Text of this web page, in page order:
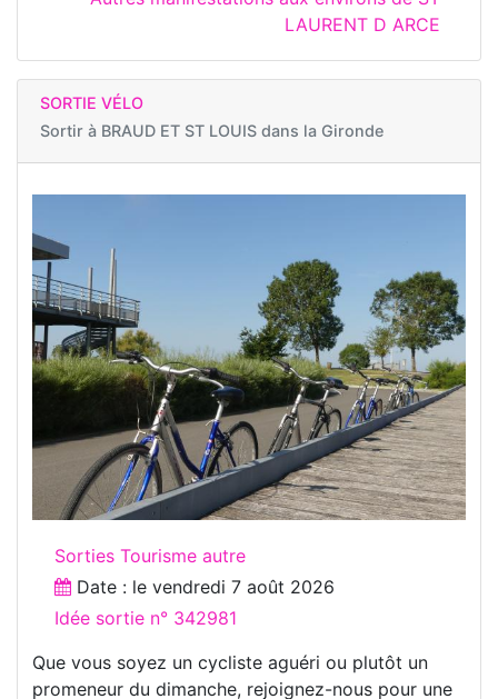
LAURENT D ARCE
SORTIE VÉLO
Sortir à BRAUD ET ST LOUIS dans la Gironde
Sorties Tourisme autre
Date : le vendredi 7 août 2026
Idée sortie n° 342981
Que vous soyez un cycliste aguéri ou plutôt un
promeneur du dimanche, rejoignez-nous pour une